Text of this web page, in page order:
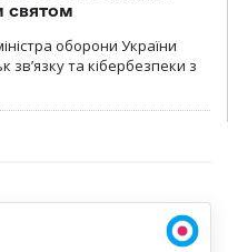
святом
оборони України
зв’язку та кібербезпеки з